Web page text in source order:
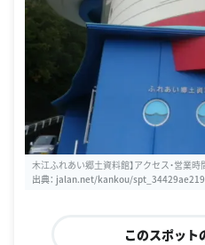
木江ふれあい郷土資料館】アクセス・営業
出典： jalan.net/kankou/
このスポット